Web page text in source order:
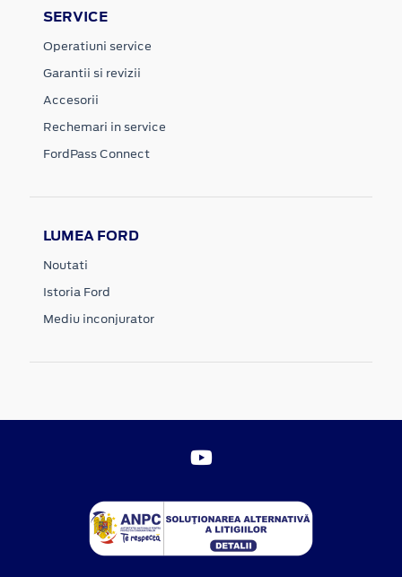
SERVICE
Operatiuni service
Garantii si revizii
Accesorii
Rechemari in service
FordPass Connect
LUMEA FORD
Noutati
Istoria Ford
Mediu inconjurator